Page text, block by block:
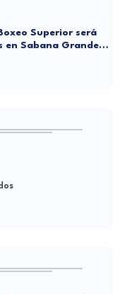
Superior será
en Sabana Grande